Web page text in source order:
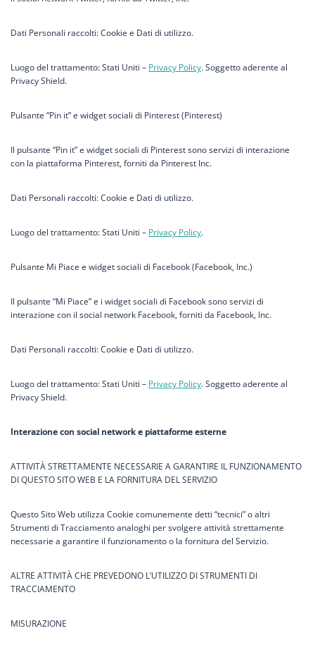
Dati Personali raccolti: Cookie e Dati di utilizzo.
Luogo del trattamento: Stati Uniti – Privacy Policy. Soggetto aderente al
Privacy Shield.
Pulsante “Pin it” e widget sociali di Pinterest (Pinterest)
Il pulsante “Pin it” e widget sociali di Pinterest sono servizi di interazione
con la piattaforma Pinterest, forniti da Pinterest Inc.
Dati Personali raccolti: Cookie e Dati di utilizzo.
Luogo del trattamento: Stati Uniti – Privacy Policy.
Pulsante Mi Piace e widget sociali di Facebook (Facebook, Inc.)
Il pulsante “Mi Piace” e i widget sociali di Facebook sono servizi di
interazione con il social network Facebook, forniti da Facebook, Inc.
Dati Personali raccolti: Cookie e Dati di utilizzo.
Luogo del trattamento: Stati Uniti – Privacy Policy. Soggetto aderente al
Privacy Shield.
Interazione con social network e piattaforme esterne
ATTIVITÀ STRETTAMENTE NECESSARIE A GARANTIRE IL FUNZIONAMENTO
DI QUESTO SITO WEB E LA FORNITURA DEL SERVIZIO
Questo Sito Web utilizza Cookie comunemente detti “tecnici” o altri
Strumenti di Tracciamento analoghi per svolgere attività strettamente
necessarie a garantire il funzionamento o la fornitura del Servizio.
ALTRE ATTIVITÀ CHE PREVEDONO L’UTILIZZO DI STRUMENTI DI
TRACCIAMENTO
MISURAZIONE